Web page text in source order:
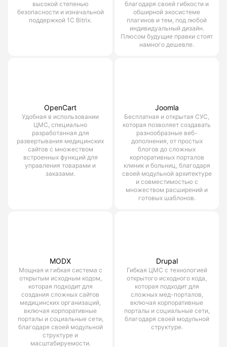
высокой степенью
безопасности и изначальной
поддержкой 1С Bitrix.
благодаря своей гибкости и
обширной экосистеме
плагинов и тем, под любой
индивидуальный дизайн.
Плюсом будущие правки стоят
намного дешевле.
OpenCart
Удобная в использовании
ЦМС, специально
разработанная для
развертывания медицинских
сайтов с множеством
встроенных функций для
управления товарами и
заказами.
Joomla
Бесплатная и открытая СУС,
которая позволяет создавать
разнообразные веб-
дополнения, от простых
блогов до сложных
корпоративных порталов
клиник и больниц, благодаря
своей модульной архитектуре
и совместимостью с
множеством расширений и
готовых шаблонов.
MODX
Мощная и гибкая система с
открытым исходным кодом,
которая подходит для
создания сложных сайтов
медицинских организаций,
включая корпоративные
порталы и социальные сети,
благодаря своей модульной
структуре и
масштабируемости.
Drupal
Гибкая ЦМС с технологией
открытого исходного кода,
которая подходит для
сложных мед-порталов,
включая корпоративные
порталы и социальные сети,
благодаря своей модульной
структуре.